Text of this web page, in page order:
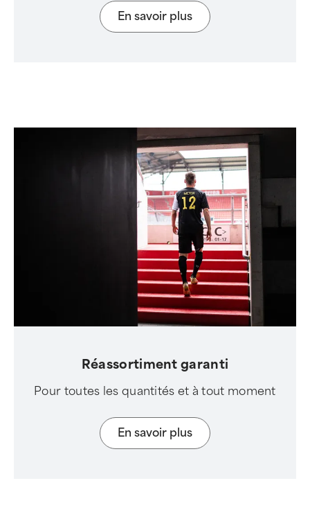
En savoir plus
Réassortiment garanti
Pour toutes les quantités et à tout moment
En savoir plus